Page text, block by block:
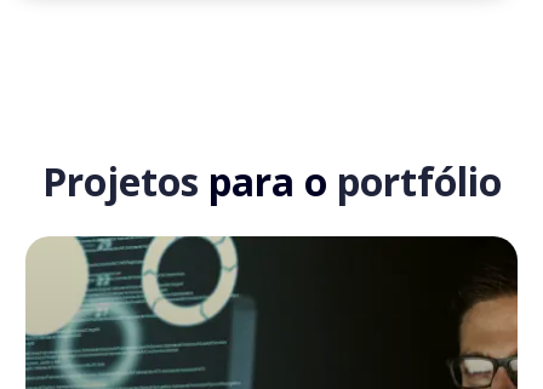
Projetos para o portfólio